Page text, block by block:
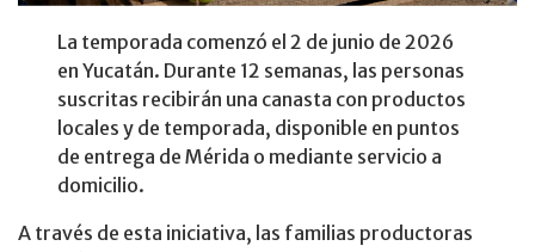
La temporada comenzó el 2 de junio de 2026
en Yucatán. Durante 12 semanas, las personas
suscritas recibirán una canasta con productos
locales y de temporada, disponible en puntos
de entrega de Mérida o mediante servicio a
domicilio.
A través de esta iniciativa, las familias productoras